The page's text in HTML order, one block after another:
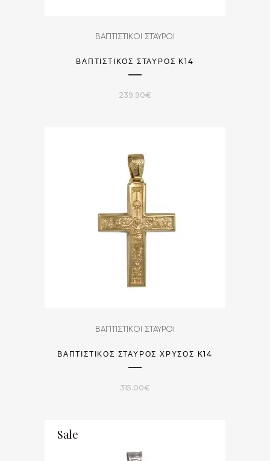
ΒΑΠΤΙΣΤΙΚΟΙ ΣΤΑΥΡΟΙ
ΒΑΠΤΙΣΤΙΚΌΣ ΣΤΑΥΡΌΣ Κ14
239.90€
ΒΑΠΤΙΣΤΙΚΟΙ ΣΤΑΥΡΟΙ
ΒΑΠΤΙΣΤΙΚΌΣ ΣΤΑΥΡΌΣ ΧΡΥΣΌΣ Κ14
315.00€
Sale